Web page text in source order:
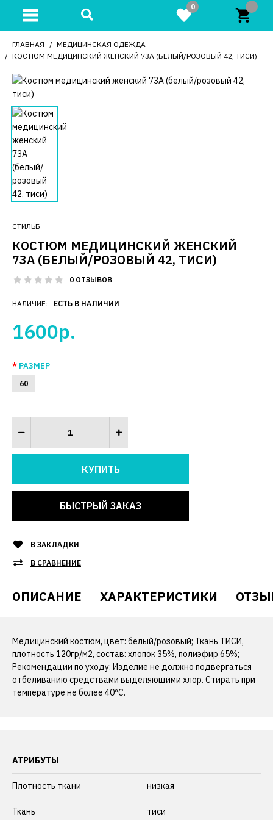
0
ГЛАВНАЯ
МЕДИЦИНСКАЯ ОДЕЖДА
КОСТЮМ МЕДИЦИНСКИЙ ЖЕНСКИЙ 73А (БЕЛЫЙ/РОЗОВЫЙ 42, ТИСИ)
СТИЛЬБ
КОСТЮМ МЕДИЦИНСКИЙ ЖЕНСКИЙ
73А (БЕЛЫЙ/РОЗОВЫЙ 42, ТИСИ)
0 ОТЗЫВОВ
НАЛИЧИЕ: ЕСТЬ В НАЛИЧИИ
1600р.
РАЗМЕР
60
БЫСТРЫЙ ЗАКАЗ
В ЗАКЛАДКИ
В СРАВНЕНИЕ
ОПИСАНИЕ ХАРАКТЕРИСТИКИ
Медицинский костюм, цвет: белый/розовый; Ткань ТИСИ,
плотность 120гр/м2, состав: хлопок 35%, полиэфир 65%;
Рекомендации по уходу: Изделие не должно подвергаться
отбеливанию средствами выделяющими хлор. Стирать при
температуре не более 40ºС.
АТРИБУТЫ
Плотность ткани низкая
Ткань тиси